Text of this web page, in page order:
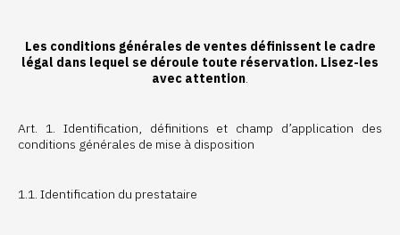
Les conditions générales de ventes définissent le cadre
légal dans lequel se déroule toute réservation. Lisez-les
avec attention.
Art. 1. Identification, définitions et champ d’application des
conditions générales de mise à disposition
1.1. Identification du prestataire